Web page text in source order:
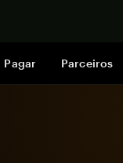
Pagar Parceiros